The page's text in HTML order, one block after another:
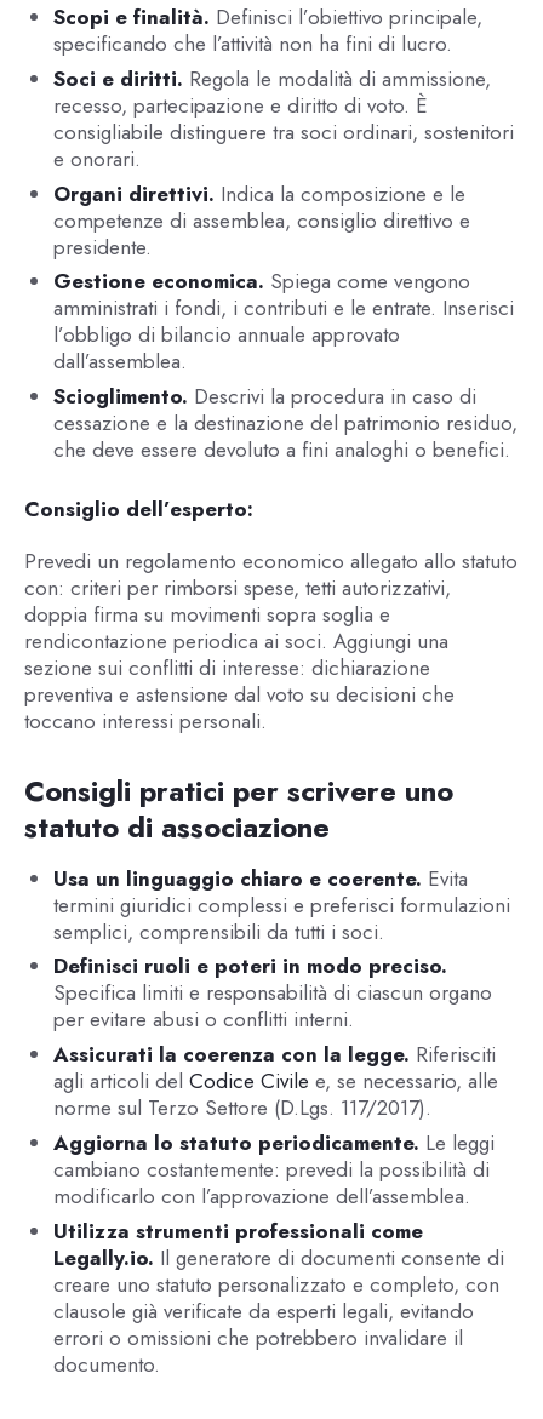
Scopi e finalità. Definisci l’obiettivo principale,
specificando che l’attività non ha fini di lucro.
Soci e diritti. Regola le modalità di ammissione,
recesso, partecipazione e diritto di voto. È
consigliabile distinguere tra soci ordinari, sostenitori
e onorari.
Organi direttivi. Indica la composizione e le
competenze di assemblea, consiglio direttivo e
presidente.
Gestione economica. Spiega come vengono
amministrati i fondi, i contributi e le entrate. Inserisci
l’obbligo di bilancio annuale approvato
dall’assemblea.
Scioglimento. Descrivi la procedura in caso di
cessazione e la destinazione del patrimonio residuo,
che deve essere devoluto a fini analoghi o benefici.
Consiglio dell’esperto:
Prevedi un regolamento economico allegato allo statuto
con: criteri per rimborsi spese, tetti autorizzativi,
doppia firma su movimenti sopra soglia e
rendicontazione periodica ai soci. Aggiungi una
sezione sui conflitti di interesse: dichiarazione
preventiva e astensione dal voto su decisioni che
toccano interessi personali.
Consigli pratici per scrivere uno
statuto di associazione
Usa un linguaggio chiaro e coerente. Evita
termini giuridici complessi e preferisci formulazioni
semplici, comprensibili da tutti i soci.
Definisci ruoli e poteri in modo preciso.
Specifica limiti e responsabilità di ciascun organo
per evitare abusi o conflitti interni.
Assicurati la coerenza con la legge. Riferisciti
agli articoli del Codice Civile e, se necessario, alle
norme sul Terzo Settore (D.Lgs. 117/2017).
Aggiorna lo statuto periodicamente. Le leggi
cambiano costantemente: prevedi la possibilità di
modificarlo con l’approvazione dell’assemblea.
Utilizza strumenti professionali come
Legally.io. Il generatore di documenti consente di
creare uno statuto personalizzato e completo, con
clausole già verificate da esperti legali, evitando
errori o omissioni che potrebbero invalidare il
documento.